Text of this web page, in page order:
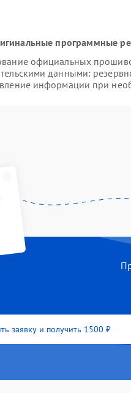
программные
официальных
данными:
информации при
заявку и получить 1500 ₽